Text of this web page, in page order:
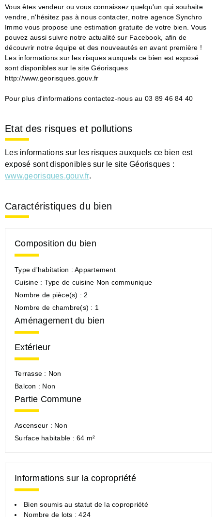
Vous êtes vendeur ou vous connaissez quelqu'un qui souhaite
vendre, n'hésitez pas à nous contacter, notre agence Synchro
Immo vous propose une estimation gratuite de votre bien. Vous
pouvez aussi suivre notre actualité sur Facebook, afin de
découvrir notre équipe et des nouveautés en avant première !
Les informations sur les risques auxquels ce bien est exposé
sont disponibles sur le site Géorisques
http://www.georisques.gouv.fr
Pour plus d'informations contactez-nous au 03 89 46 84 40
Etat des risques et pollutions
Les informations sur les risques auxquels ce bien est
exposé sont disponibles sur le site Géorisques :
www.georisques.gouv.fr.
Caractéristiques du bien
Composition du bien
Type d'habitation : Appartement
Cuisine : Type de cuisine Non communique
Nombre de pièce(s) : 2
Nombre de chambre(s) : 1
Aménagement du bien
Extérieur
Terrasse : Non
Balcon : Non
Partie Commune
Ascenseur : Non
Surface habitable : 64 m²
Informations sur la copropriété
Bien soumis au statut de la copropriété
Nombre de lots : 424